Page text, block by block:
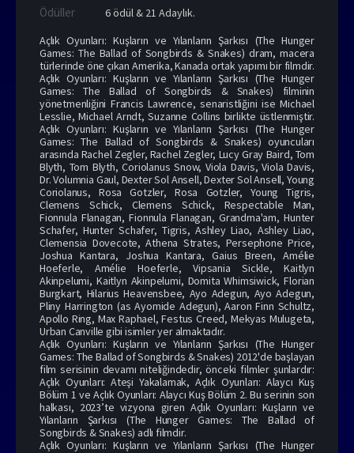
Ödüller
6 ödül & 21 Adaylık.
Açlık Oyunları: Kuşların ve Yılanların Şarkısı (The Hunger
Games: The Ballad of Songbirds & Snakes) dram, macera
türlerinde öne çıkan Amerika, Kanada ortak yapımı bir filmdir.
Açlık Oyunları: Kuşların ve Yılanların Şarkısı (The Hunger
Games: The Ballad of Songbirds & Snakes) filminin
yönetmenliğini Francis Lawrence, senaristliğini ise Michael
Lesslie, Michael Arndt, Suzanne Collins birlikte üstlenmiştir.
Açlık Oyunları: Kuşların ve Yılanların Şarkısı (The Hunger
Games: The Ballad of Songbirds & Snakes) oyuncuları
arasında Rachel Zegler, Rachel Zegler, Lucy Gray Baird, Tom
Blyth, Tom Blyth, Coriolanus Snow, Viola Davis, Viola Davis,
Dr. Volumnia Gaul, Dexter Sol Ansell, Dexter Sol Ansell, Young
Coriolanus, Rosa Gotzler, Rosa Gotzler, Young Tigris,
Clemens Schick, Clemens Schick, Respectable Man,
Fionnula Flanagan, Fionnula Flanagan, Grandma'am, Hunter
Schafer, Hunter Schafer, Tigris, Ashley Liao, Ashley Liao,
Clemensia Dovecote, Athena Strates, Persephone Price,
Joshua Kantara, Joshua Kantara, Gaius Breen, Amélie
Hoeferle, Amélie Hoeferle, Vipsania Sickle, Kaitlyn
Akinpelumi, Kaitlyn Akinpelumi, Domita Whimsiwick, Florian
Burgkart, Hilarius Heavensbee, Ayo Adegun, Ayo Adegun,
Pliny Harrington (as Ayomide Adegun), Aaron Finn Schultz,
Apollo Ring, Max Raphael, Festus Creed, Mekyas Mulugeta,
Urban Canville gibi isimler yer almaktadır.
Açlık Oyunları: Kuşların ve Yılanların Şarkısı (The Hunger
Games: The Ballad of Songbirds & Snakes) 2012'de başlayan
film serisinin devamı niteliğindedir, önceki filmler şunlardır:
Açlık Oyunları: Ateşi Yakalamak, Açlık Oyunları: Alaycı Kuş
Bölüm 1 ve Açlık Oyunları: Alaycı Kuş Bölüm 2. Bu serinin son
halkası, 2023’te vizyona giren Açlık Oyunları: Kuşların ve
Yılanların Şarkısı (The Hunger Games: The Ballad of
Songbirds & Snakes) adlı filmdir.
Açlık Oyunları: Kuşların ve Yılanların Şarkısı (The Hunger